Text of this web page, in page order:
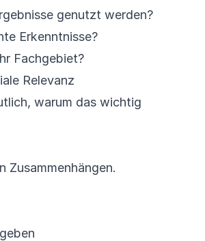
genutzt werden?
Erkenntnisse?
Fachgebiet?
Relevanz
warum das wichtig
Zusammenhängen.